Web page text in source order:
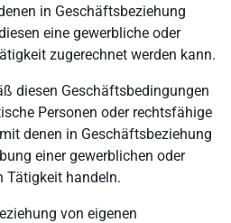
in Geschäftsbeziehung
eine gewerbliche oder
zugerechnet werden kann.
diesen Geschäftsbedingungen
Personen oder rechtsfähige
denen in Geschäftsbeziehung
einer gewerblichen oder
Tätigkeit handeln.
von eigenen